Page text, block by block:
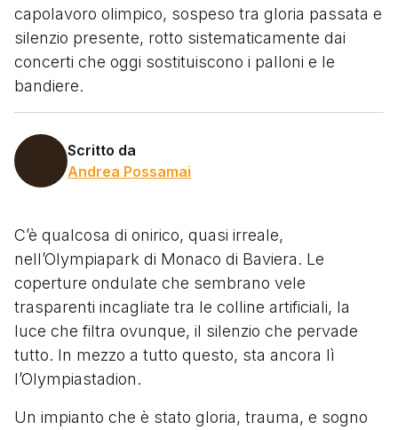
capolavoro olimpico, sospeso tra gloria passata e
silenzio presente, rotto sistematicamente dai
concerti che oggi sostituiscono i palloni e le
bandiere.
Scritto da
Andrea Possamai
C’è qualcosa di onirico, quasi irreale,
nell’Olympiapark di Monaco di Baviera. Le
coperture ondulate che sembrano vele
trasparenti incagliate tra le colline artificiali, la
luce che filtra ovunque, il silenzio che pervade
tutto. In mezzo a tutto questo, sta ancora lì
l’Olympiastadion.
Un impianto che è stato gloria, trauma, e sogno